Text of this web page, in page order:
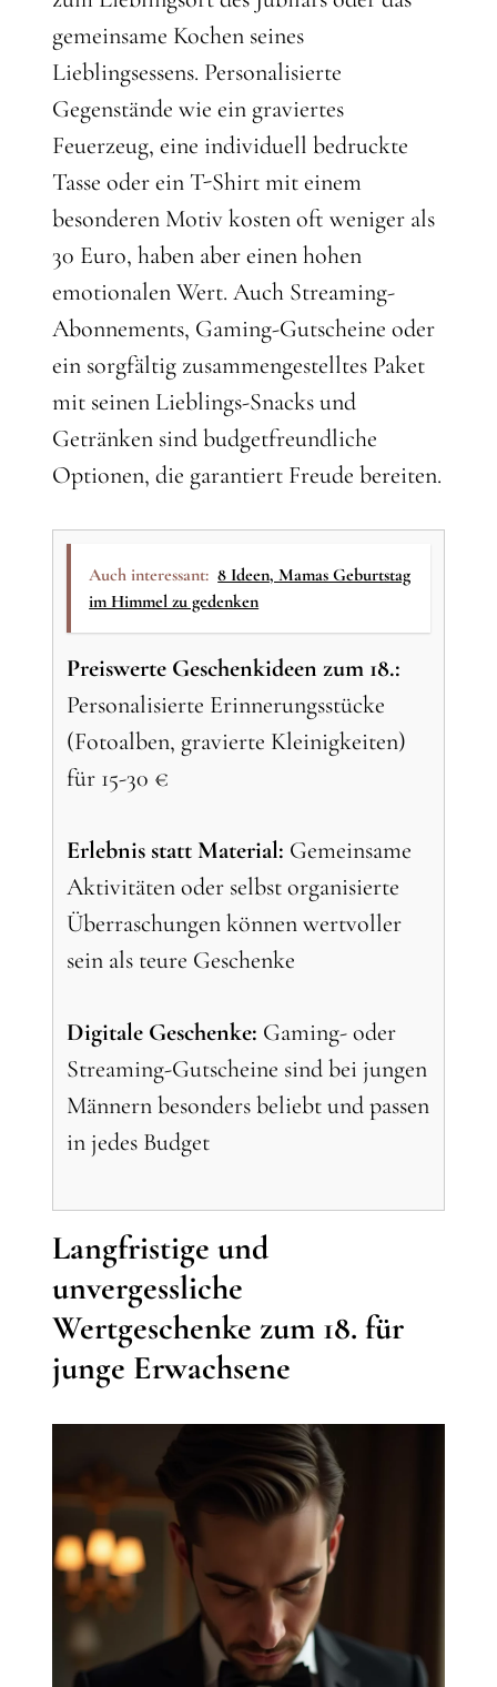
gemeinsame Kochen seines
Lieblingsessens. Personalisierte
Gegenstände wie ein graviertes
Feuerzeug, eine individuell bedruckte
Tasse oder ein T-Shirt mit einem
besonderen Motiv kosten oft weniger als
30 Euro, haben aber einen hohen
emotionalen Wert. Auch Streaming-
Abonnements, Gaming-Gutscheine oder
ein sorgfältig zusammengestelltes Paket
mit seinen Lieblings-Snacks und
Getränken sind budgetfreundliche
Optionen, die garantiert Freude bereiten.
Auch interessant: 8 Ideen, Mamas Geburtstag
im Himmel zu gedenken
Preiswerte Geschenkideen zum 18.:
Personalisierte Erinnerungsstücke
(Fotoalben, gravierte Kleinigkeiten)
für 15-30 €
Erlebnis statt Material: Gemeinsame
Aktivitäten oder selbst organisierte
Überraschungen können wertvoller
sein als teure Geschenke
Digitale Geschenke: Gaming- oder
Streaming-Gutscheine sind bei jungen
Männern besonders beliebt und passen
in jedes Budget
Langfristige und
unvergessliche
Wertgeschenke zum 18. für
junge Erwachsene